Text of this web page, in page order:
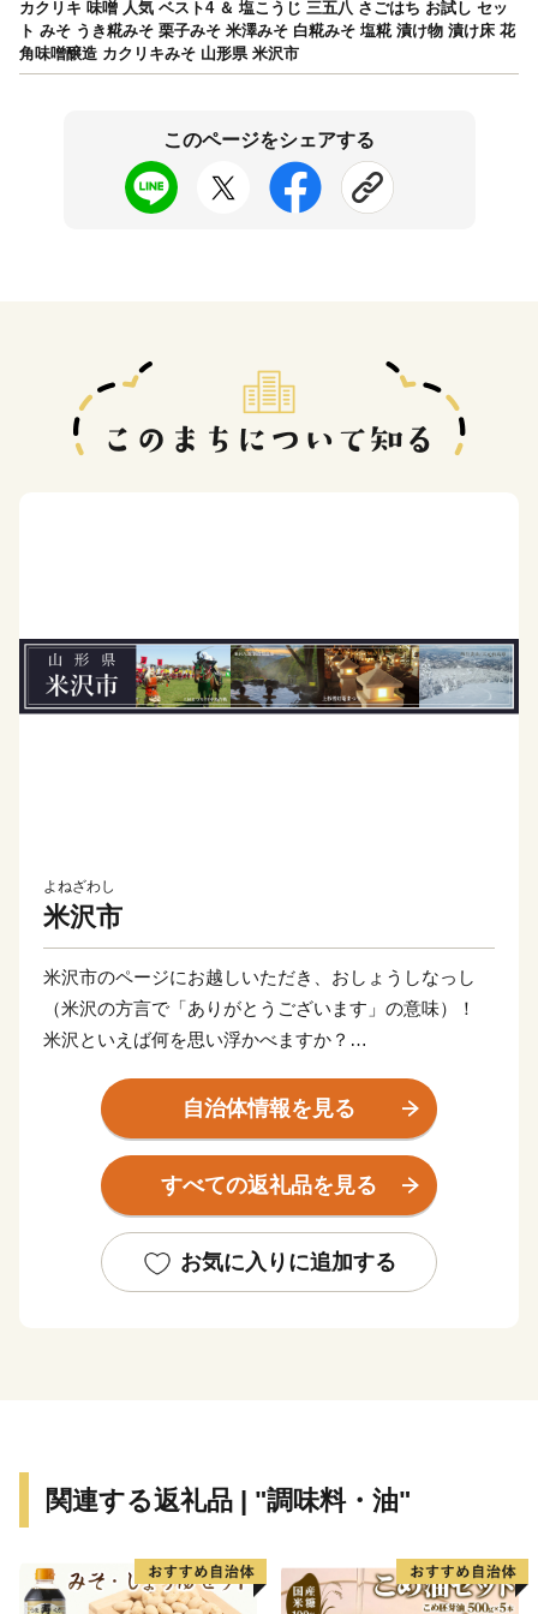
カクリキ 味噌 人気 ベスト4 ＆ 塩こうじ 三五八 さごはち お試し セッ
ト みそ うき糀みそ 栗子みそ 米澤みそ 白糀みそ 塩糀 漬け物 漬け床 花
角味噌醸造 カクリキみそ 山形県 米沢市
このページをシェアする
よねざわし
米沢市
米沢市のページにお越しいただき、おしょうしなっし
（米沢の方言で「ありがとうございます」の意味）！
米沢といえば何を思い浮かべますか？
米沢は、寒暖の差が大きい気候条件、よく肥えた土壌、
ミネラル豊富な水、澄んだ空気など美味しい食べ物が育
このため、全国を代表する米沢牛をはじめ、みずみずし
い果物や野菜などバラエティーに富んだ彩り豊かな食材
ます。
品づくりに生かされています。
－－－－－－－－－－－－－－－－－－－－－－－－－
自治体情報を見る
すべての返礼品を見る
お気に入りに追加する
関連する返礼品 | "調味料・油"